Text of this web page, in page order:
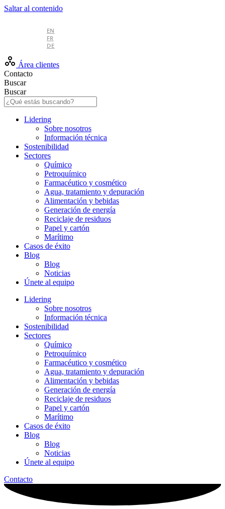
Saltar al contenido
EN
FR
DE
Área clientes
Contacto
Buscar
Buscar
Lidering
Sobre nosotros
Información técnica
Sostenibilidad
Sectores
Químico
Petroquímico
Farmacéutico y cosmético
Agua, tratamiento y depuración
Alimentación y bebidas
Generación de energía
Reciclaje de residuos
Papel y cartón
Marítimo
Casos de éxito
Blog
Blog
Noticias
Únete al equipo
Lidering
Sobre nosotros
Información técnica
Sostenibilidad
Sectores
Químico
Petroquímico
Farmacéutico y cosmético
Agua, tratamiento y depuración
Alimentación y bebidas
Generación de energía
Reciclaje de residuos
Papel y cartón
Marítimo
Casos de éxito
Blog
Blog
Noticias
Únete al equipo
Contacto